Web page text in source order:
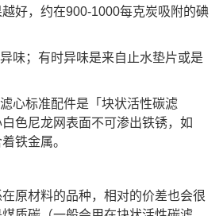
好，约在900-1000每克炭吸附的碘
味；有时异味是来自止水垫片或是
心标准配件是「块状活性碳滤
色尼龙网表面不可渗出铁锈，如
铁金属。
原材料的品种，相对的价差也会很